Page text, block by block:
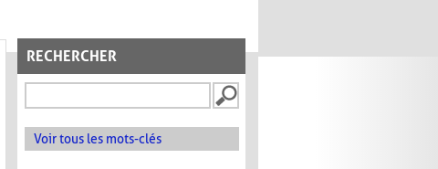
RECHERCHER
Voir tous les mots-clés